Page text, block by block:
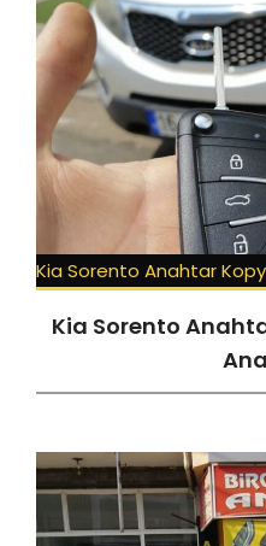
Kia Sorento Anahtar
Kia Sorento